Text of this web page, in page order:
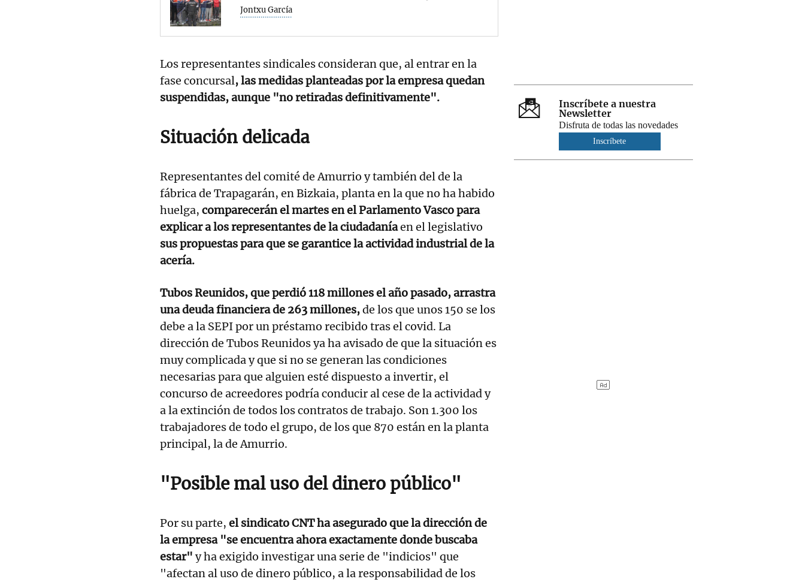
Jontxu García
Los representantes sindicales consideran que, al entrar en la
fase concursal, las medidas planteadas por la empresa quedan
suspendidas, aunque "no retiradas definitivamente".
Situación delicada
Representantes del comité de Amurrio y también del de la
fábrica de Trapagarán, en Bizkaia, planta en la que no ha habido
huelga, comparecerán el martes en el Parlamento Vasco para
explicar a los representantes de la ciudadaníaen el legislativo
sus propuestas para que se garantice la actividad industrial de la
acería.
Tubos Reunidos, que perdió 118 millones el año pasado, arrastra
una deuda financiera de 263 millones,de los que unos 150 se los
debe a la SEPI por un préstamo recibido tras el covid. La
dirección de Tubos Reunidos ya ha avisado de que la situación es
muy complicada y que si no se generan las condiciones
necesarias para que alguien esté dispuesto a invertir, el
concurso de acreedores podría conducir al cese de la actividad y
a la extinción de todos los contratos de trabajo. Son 1.300 los
trabajadores de todo el grupo, de los que 870 están en la planta
principal, la de Amurrio.
"Posible mal uso del dinero público"
Por su parte, el sindicato CNT ha asegurado que la dirección de
la empresa "se encuentra ahora exactamente donde buscaba
estar" y ha exigido investigar una serie de "indicios" que
"afectan al uso de dinero público, a la responsabilidad de los
Inscríbete a nuestra
Newsletter
Disfruta de todas las novedades
Inscríbete